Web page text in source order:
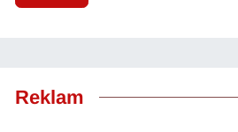
Reklam